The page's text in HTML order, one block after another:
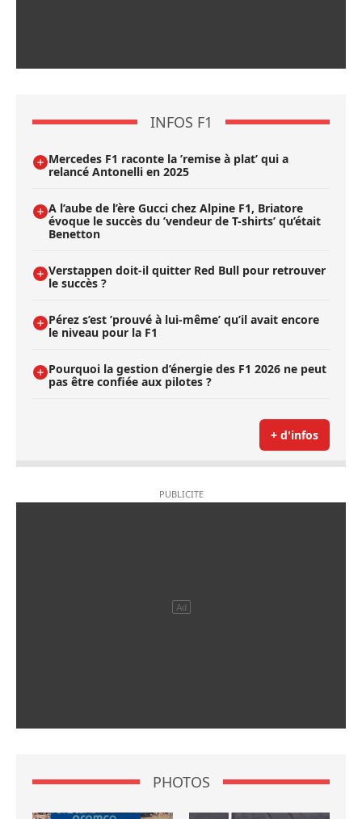
INFOS F1
Mercedes F1 raconte la ’remise à plat’ qui a
relancé Antonelli en 2025
A l’aube de l’ère Gucci chez Alpine F1, Briatore
évoque le succès du ’vendeur de T-shirts’ qu’était
Benetton
Verstappen doit-il quitter Red Bull pour retrouver
le succès ?
Pérez s’est ’prouvé à lui-même’ qu’il avait encore
le niveau pour la F1
Pourquoi la gestion d’énergie des F1 2026 ne peut
pas être confiée aux pilotes ?
+ d'infos
PHOTOS